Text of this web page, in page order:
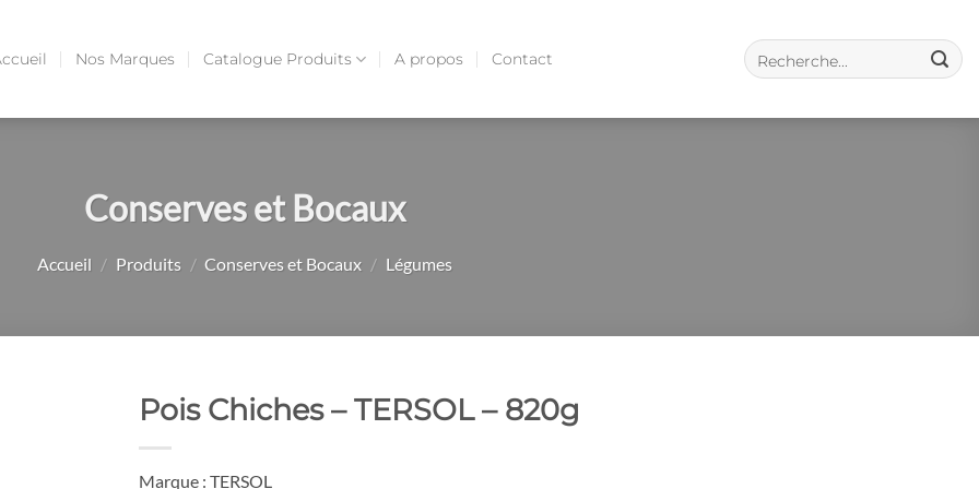
Nos Marques Catalogue Produits A propos Contact
Conserves et Bocaux
Accueil / Produits / Conserves et Bocaux / Légumes
Pois Chiches – TERSOL – 820g
Marque : TERSOL